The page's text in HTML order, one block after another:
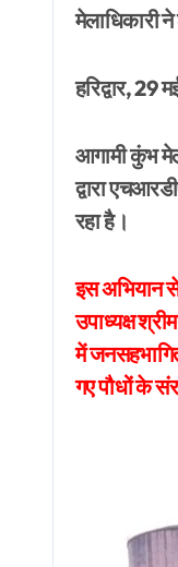
मेलाधिकारी
हरिद्वार, 29
आगामी कुंभ
द्वारा
रहा है।
इस अभियान
उपाध्यक्ष
में
गए पौधों के